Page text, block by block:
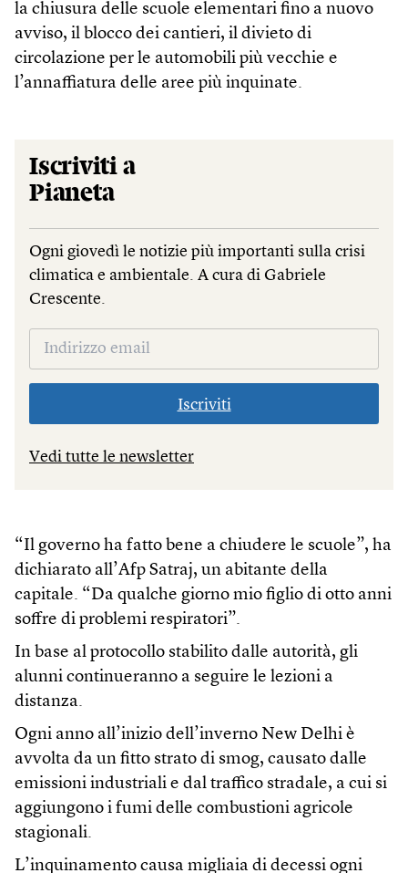
la chiusura delle scuole elementari fino a nuovo
avviso, il blocco dei cantieri, il divieto di
circolazione per le automobili più vecchie e
l’annaffiatura delle aree più inquinate.
Iscriviti a
Pianeta
Ogni giovedì le notizie più importanti sulla crisi
climatica e ambientale. A cura di Gabriele
Crescente.
Iscriviti
Vedi tutte le newsletter
“Il governo ha fatto bene a chiudere le scuole”, ha
dichiarato all’Afp Satraj, un abitante della
capitale. “Da qualche giorno mio figlio di otto anni
soffre di problemi respiratori”.
In base al protocollo stabilito dalle autorità, gli
alunni continueranno a seguire le lezioni a
distanza.
Ogni anno all’inizio dell’inverno New Delhi è
avvolta da un fitto strato di smog, causato dalle
emissioni industriali e dal traffico stradale, a cui si
aggiungono i fumi delle combustioni agricole
stagionali.
L’inquinamento causa migliaia di decessi ogni